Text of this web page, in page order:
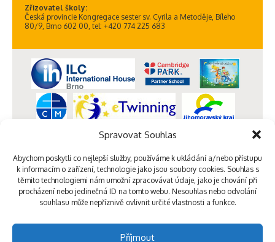
Spravovat Souhlas
Abychom poskytli co nejlepší služby, používáme k ukládání a/nebo přístupu
k informacím o zařízení, technologie jako jsou soubory cookies. Souhlas s
těmito technologiemi nám umožní zpracovávat údaje, jako je chování při
procházení nebo jedinečná ID na tomto webu. Nesouhlas nebo odvolání
souhlasu může nepříznivě ovlivnit určité vlastnosti a funkce.
Příjmout
Zřizovatel školy:
Česká provincie Kongregace sester sv. Cyrila a Metoděje, Bíleho
80/9, Brno 602 00, tel: +420 774 225 683